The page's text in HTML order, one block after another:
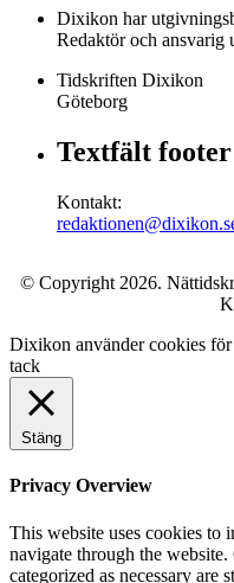
Dixikon har
Redaktör och ansvarig
Tidskriften Dixikon
Göteborg
Textfält
Kontakt:
© Copyright 2026.
Dixikon använder cookies
tack
Stäng
Privacy Overview
This website uses cookies to
navigate through the
categorized as necessary are